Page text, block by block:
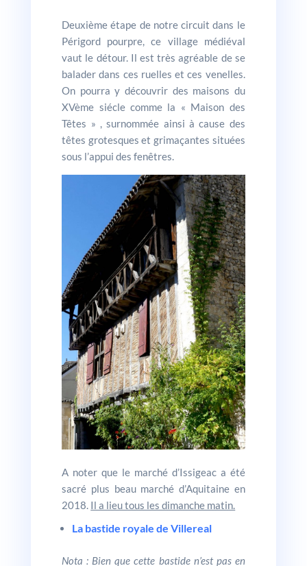
Deuxième étape de notre circuit dans le
Périgord pourpre, ce village médiéval
vaut le détour. Il est très agréable de se
balader dans ces ruelles et ces venelles.
On pourra y découvrir des maisons du
XVème siécle comme la « Maison des
Têtes » , surnommée ainsi à cause des
têtes grotesques et grimaçantes situées
sous l’appui des fenêtres.
A noter que le marché d’Issigeac a été
sacré plus beau marché d’Aquitaine en
2018. Il a lieu tous les dimanche matin.
La bastide royale de Villereal
Nota : Bien que cette bastide n’est pas en